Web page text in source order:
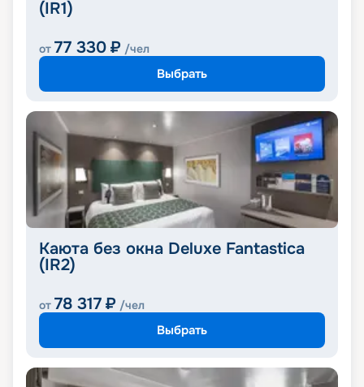
(IR1)
от 77 330 ₽ /чел
Выбрать
Каюта без окна Deluxe Fantastica
(IR2)
от 78 317 ₽ /чел
Выбрать